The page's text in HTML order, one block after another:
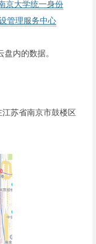
京大学统一身份
管理服务中心
内的数据。
江苏省南京市鼓楼区